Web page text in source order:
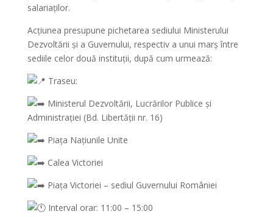
salariaților.
Acțiunea presupune pichetarea sediului Ministerului
Dezvoltării și a Guvernului, respectiv a unui marș între
sediile celor două instituții, după cum urmează:
Traseu:
Ministerul Dezvoltării, Lucrărilor Publice și
Administrației (Bd. Libertății nr. 16)
Piața Națiunile Unite
Calea Victoriei
Piața Victoriei – sediul Guvernului României
Interval orar: 11:00 – 15:00